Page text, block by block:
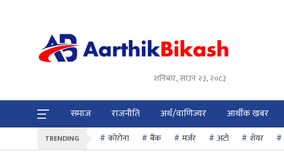
शनिबार, साउन २३, २०८३
समाज राजनीति अर्थ/वाणिज्यर आर्थीक खबर
TRENDING कोरोना बैंक मर्जर अटो शेयर